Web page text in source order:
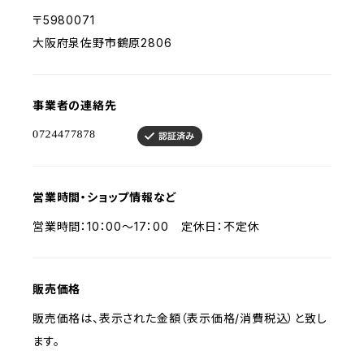
〒5980071
大阪府泉佐野市鶴原2806
事業者の連絡先
営業時間・ショップ情報など
営業時間：10：00～17：00 定休日：不定休
販売価格
販売価格は、表示された金額（表示価格/消費税込）と致し
ます。